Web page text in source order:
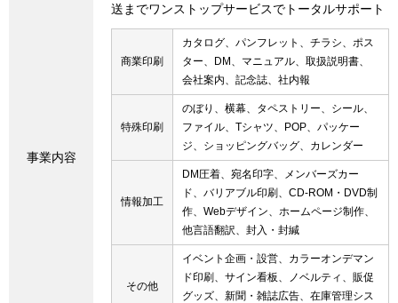
事業内容
送までワンストップサービスでトータルサポート
商業印刷
カタログ、パンフレット、チラシ、ポス
ター、DM、マニュアル、取扱説明書、
会社案内、記念誌、社内報
特殊印刷
のぼり、横幕、タペストリー、シール、
ファイル、Tシャツ、POP、パッケー
ジ、ショッピングバッグ、カレンダー
情報加工
DM圧着、宛名印字、メンバーズカー
ド、バリアブル印刷、CD-ROM・DVD制
作、Webデザイン、ホームページ制作、
他言語翻訳、封入・封緘
その他
イベント企画・設営、カラーオンデマン
ド印刷、サイン看板、ノベルティ、販促
グッズ、新聞・雑誌広告、在庫管理シス